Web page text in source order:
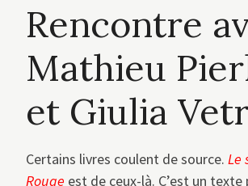
Rencontre
Mathieu
et Giulia
Certains livres coulent de source. Le
Rouge est de ceux-là. C’est un